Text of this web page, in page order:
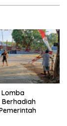
Lomba
Berhadiah